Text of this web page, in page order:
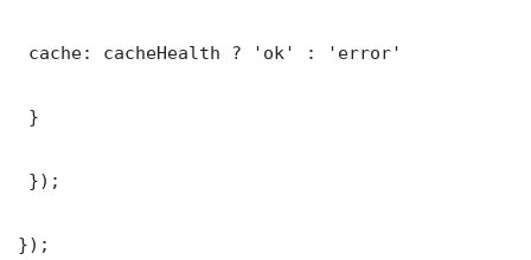
cache: cacheHealth ? 'ok' : 'error'
}
});
});